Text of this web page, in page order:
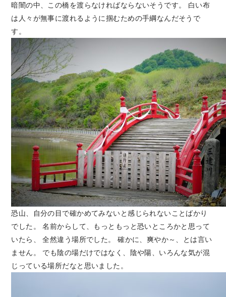
暗闇の中、この橋を渡らなければならないそうです。 白い布
は人々が無事に渡れるように掴むための手綱なんだそうで
す。
恐山、自分の目で確かめてみないと感じられないことばかり
でした。 名前からして、もっともっと恐いところかと思って
いたら、 全然違う場所でした。 確かに、爽やか～、とは言い
ません。 でも陰の場だけではなく、陰や陽、いろんな気が混
じっている場所だなと思いました。